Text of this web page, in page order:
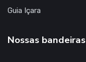
Guia Içara
Nossas bandeiras